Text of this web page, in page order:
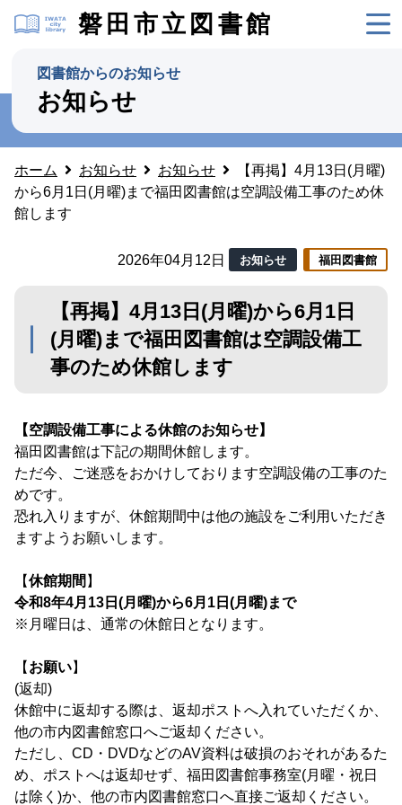
磐田市立図書館
図書館からのお知らせ
お知らせ
ホーム お知らせ お知らせ
【再掲】4月13日(月曜)
から6月1日(月曜)まで福田図書館は空調設備工事のため休
館します
2026年04月12日 お知らせ 福田図書館
【再掲】4月13日(月曜)から6月1日
(月曜)まで福田図書館は空調設備工
事のため休館します
【空調設備工事による休館のお知らせ】
福田図書館は下記の期間休館します。
ただ今、ご迷惑をおかけしております空調設備の工事のた
めです。
恐れ入りますが、休館期間中は他の施設をご利用いただき
ますようお願いします。
【休館期間 】
令和8年4月13日(月曜)から6月1日(月曜)まで
※月曜日は、通常の休館日となります。
【 お願い】
(返却)
休館中に返却する際は、返却ポストへ入れていただくか、
他の市内図書館窓口へご返却ください。
ただし、CD・DVDなどのAV資料は破損のおそれがあるた
め、ポストへは返却せず、福田図書館事務室(月曜・祝日
は除く)か、他の市内図書館窓口へ直接ご返却ください。